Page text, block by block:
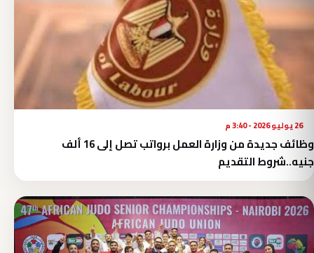
26 يوليو 2026 - 3:40 م
وظائف جديدة من وزارة العمل برواتب تصل إلى 16 ألف
جنيه..شروط التقديم